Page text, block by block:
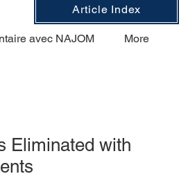
Article Index
avec NAJOM More
Eliminated with